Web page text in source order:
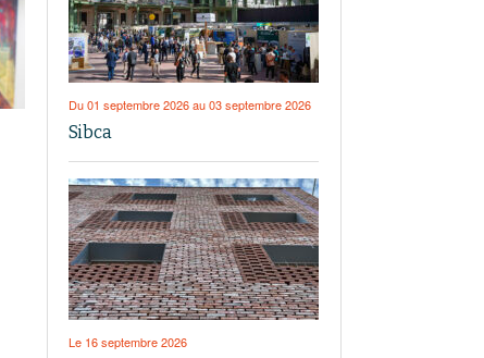
Du 01 septembre 2026 au 03 septembre 2026
Sibca
Le 16 septembre 2026